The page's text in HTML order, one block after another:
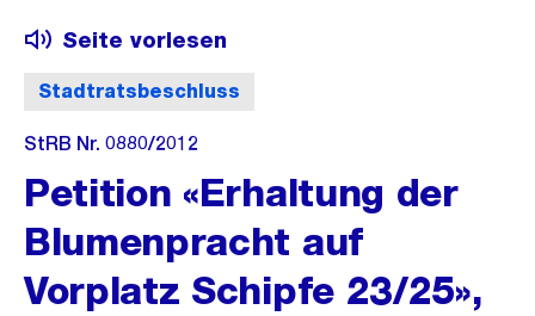
Stadtratsbeschluss
Seite vorlesen
StRB Nr. 0880/2012
Petition «Erhaltung der
Blumenpracht auf
Vorplatz Schipfe 23/25»,